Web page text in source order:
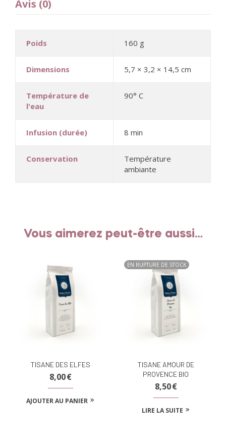
Avis (0)
Poids 160 g
Dimensions 5,7 × 3,2 × 14,5 cm
Température de
l'eau
90° C
Infusion (durée) 8 min
Conservation
Température
ambiante
Vous aimerez peut-être aussi…
TISANE DES ELFES
8,00€
AJOUTER AU PANIER
EN RUPTURE DE STOCK
TISANE AMOUR DE
PROVENCE BIO
8,50€
LIRE LA SUITE